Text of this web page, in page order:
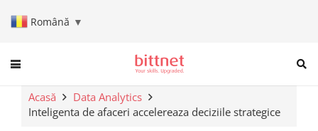
Română ▼
When autocomplete results
Acasă
Data Analytics
Inteligenta de afaceri accelereaza deciziile strategice